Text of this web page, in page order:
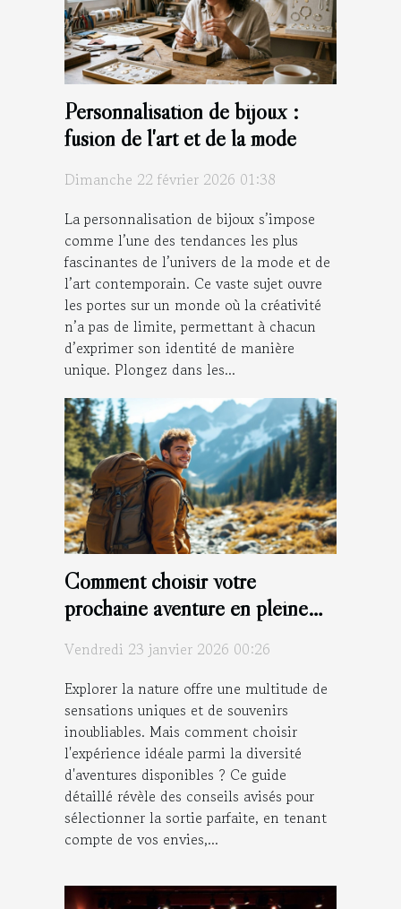
Personnalisation de bijoux :
fusion de l'art et de la mode
Dimanche 22 février 2026 01:38
La personnalisation de bijoux s’impose
comme l’une des tendances les plus
fascinantes de l’univers de la mode et de
l’art contemporain. Ce vaste sujet ouvre
les portes sur un monde où la créativité
n’a pas de limite, permettant à chacun
d’exprimer son identité de manière
unique. Plongez dans les...
Comment choisir votre
prochaine aventure en pleine
Vendredi 23 janvier 2026 00:26
Explorer la nature offre une multitude de
sensations uniques et de souvenirs
inoubliables. Mais comment choisir
l'expérience idéale parmi la diversité
d'aventures disponibles ? Ce guide
détaillé révèle des conseils avisés pour
sélectionner la sortie parfaite, en tenant
compte de vos envies,...